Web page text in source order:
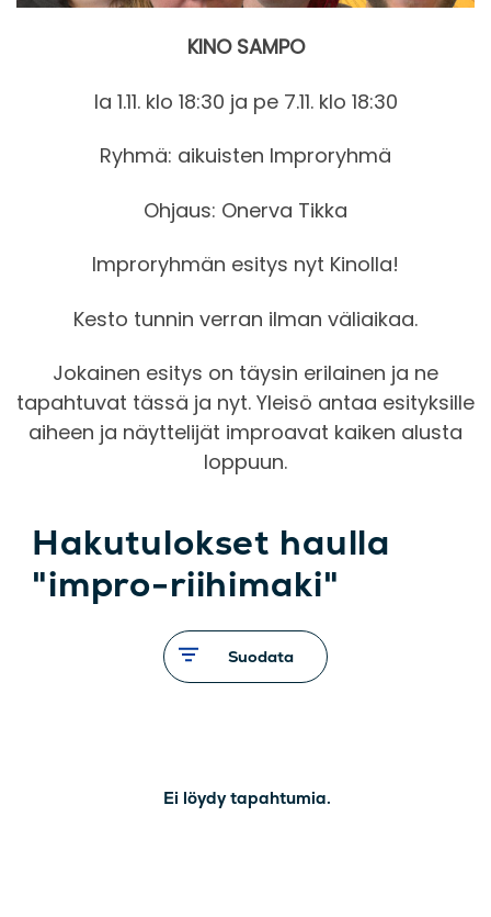
KINO SAMPO
la 1.11. klo 18:30 ja pe 7.11. klo 18:30
Ryhmä: aikuisten Improryhmä
Ohjaus: Onerva Tikka
Improryhmän esitys nyt Kinolla!
Kesto tunnin verran ilman väliaikaa.
Jokainen esitys on täysin erilainen ja ne
tapahtuvat tässä ja nyt. Yleisö antaa esityksille
aiheen ja näyttelijät improavat kaiken alusta
loppuun.